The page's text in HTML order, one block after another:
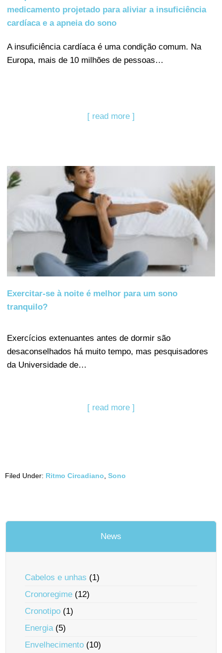
medicamento projetado para aliviar a insuficiência
cardíaca e a apneia do sono
A insuficiência cardíaca é uma condição comum. Na
Europa, mais de 10 milhões de pessoas…
[ read more ]
Exercitar-se à noite é melhor para um sono
tranquilo?
Exercícios extenuantes antes de dormir são
desaconselhados há muito tempo, mas pesquisadores
da Universidade de…
[ read more ]
Filed Under: Ritmo Circadiano Sono
News
Cabelos e unhas (1)
Cronoregime (12)
Cronotipo (1)
Energia(5)
Envelhecimento (10)